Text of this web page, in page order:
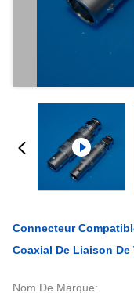
Connecteur
Coaxial De Liaison De
Nom De Marque: